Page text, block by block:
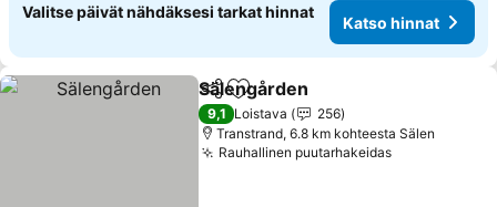
Valitse päivät nähdäksesi tarkat hinnat
Katso hinnat
Jaa Lisää suosikkeihin
Sälengården
9,1 Loistava
256
Transtrand, 6.8 km kohteesta Sälen
Rauhallinen puutarhakeidasKatso hinnat